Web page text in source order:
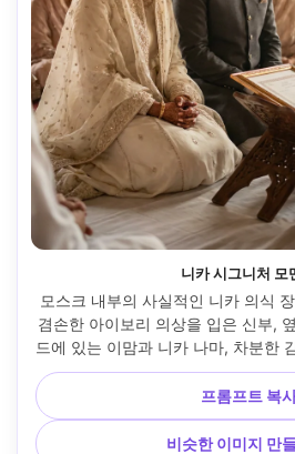
니카 시그니처 모
모스크 내부의 사실적인 니카 의식
겸손한 아이보리 의상을 입은 신부,
드에 있는 이맘과 니카 나마, 차분한
가득한 부드러운 주변 빛, 후지필름
하는 구도, 다큐멘터리 리
프롬프트 복
비슷한 이미지 만